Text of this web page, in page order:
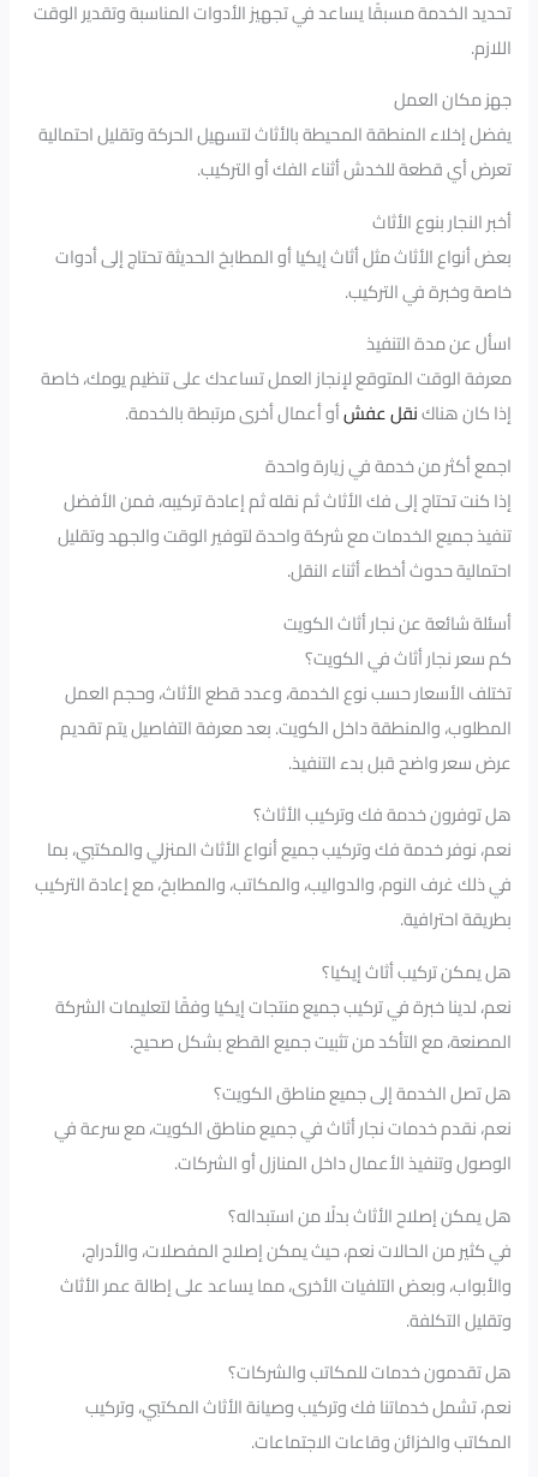
تحديد الخدمة مسبقًا يساعد في تجهيز الأدوات المناسبة وتقدير الوقت
اللازم.
جهز مكان العمل
يفضل إخلاء المنطقة المحيطة بالأثاث لتسهيل الحركة وتقليل احتمالية
تعرض أي قطعة للخدش أثناء الفك أو التركيب.
أخبر النجار بنوع الأثاث
بعض أنواع الأثاث مثل أثاث إيكيا أو المطابخ الحديثة تحتاج إلى أدوات
خاصة وخبرة في التركيب.
اسأل عن مدة التنفيذ
معرفة الوقت المتوقع لإنجاز العمل تساعدك على تنظيم يومك، خاصة
إذا كان هناكنقل عفشأو أعمال أخرى مرتبطة بالخدمة.
اجمع أكثر من خدمة في زيارة واحدة
إذا كنت تحتاج إلى فك الأثاث ثم نقله ثم إعادة تركيبه، فمن الأفضل
تنفيذ جميع الخدمات مع شركة واحدة لتوفير الوقت والجهد وتقليل
احتمالية حدوث أخطاء أثناء النقل.
أسئلة شائعة عن نجار أثاث الكويت
كم سعر نجار أثاث في الكويت؟
تختلف الأسعار حسب نوع الخدمة، وعدد قطع الأثاث، وحجم العمل
المطلوب، والمنطقة داخل الكويت. بعد معرفة التفاصيل يتم تقديم
عرض سعر واضح قبل بدء التنفيذ.
هل توفرون خدمة فك وتركيب الأثاث؟
نعم، نوفر خدمة فك وتركيب جميع أنواع الأثاث المنزلي والمكتبي، بما
في ذلك غرف النوم، والدواليب، والمكاتب، والمطابخ، مع إعادة التركيب
بطريقة احترافية.
هل يمكن تركيب أثاث إيكيا؟
نعم، لدينا خبرة في تركيب جميع منتجات إيكيا وفقًا لتعليمات الشركة
المصنعة، مع التأكد من تثبيت جميع القطع بشكل صحيح.
هل تصل الخدمة إلى جميع مناطق الكويت؟
نعم، نقدم خدمات نجار أثاث في جميع مناطق الكويت، مع سرعة في
الوصول وتنفيذ الأعمال داخل المنازل أو الشركات.
هل يمكن إصلاح الأثاث بدلًا من استبداله؟
في كثير من الحالات نعم، حيث يمكن إصلاح المفصلات، والأدراج،
والأبواب، وبعض التلفيات الأخرى، مما يساعد على إطالة عمر الأثاث
وتقليل التكلفة.
هل تقدمون خدمات للمكاتب والشركات؟
نعم، تشمل خدماتنا فك وتركيب وصيانة الأثاث المكتبي، وتركيب
المكاتب والخزائن وقاعات الاجتماعات.